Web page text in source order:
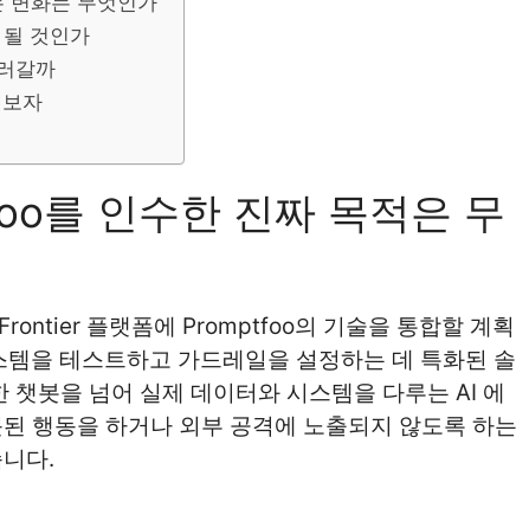
것인가
갈까
자
를 인수한 진짜 목적은 무
플랫폼에 Promptfoo의 기술을 통합할 계획
을 테스트하고 가드레일을 설정하는 데 특화된 솔
챗봇을 넘어 실제 데이터와 시스템을 다루는 AI 에
행동을 하거나 외부 공격에 노출되지 않도록 하는
다.